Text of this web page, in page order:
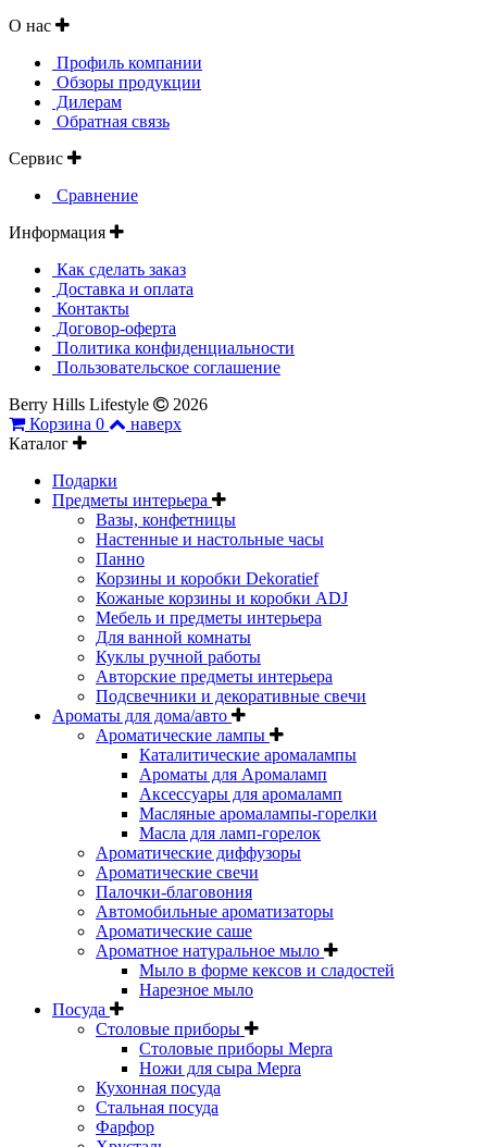
О нас
Профиль компании
Обзоры продукции
Дилерам
Обратная связь
Сервис
Сравнение
Информация
Как сделать заказ
Доставка и оплата
Контакты
Договор-оферта
Политика конфиденциальности
Пользовательское соглашение
Berry Hills Lifestyle
2026
Корзина 0
наверх
Каталог
Подарки
Предметы интерьера
Вазы, конфетницы
Настенные и настольные часы
Панно
Корзины и коробки Dekoratief
Кожаные корзины и коробки ADJ
Мебель и предметы интерьера
Для ванной комнаты
Куклы ручной работы
Авторские предметы интерьера
Подсвечники и декоративные свечи
Ароматы для дома/авто
Ароматические лампы
Каталитические аромалампы
Ароматы для Аромаламп
Аксессуары для аромаламп
Масляные аромалампы-горелки
Масла для ламп-горелок
Ароматические диффузоры
Ароматические свечи
Палочки-благовония
Автомобильные ароматизаторы
Ароматические саше
Ароматное натуральное мыло
Мыло в форме кексов и сладостей
Нарезное мыло
Посуда
Столовые приборы
Столовые приборы Mepra
Ножи для сыра Mepra
Кухонная посуда
Стальная посуда
Фарфор